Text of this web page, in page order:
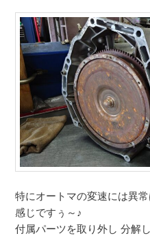
特にオートマの変速には異
感じですぅ～♪
付属パーツを取り外し 分解